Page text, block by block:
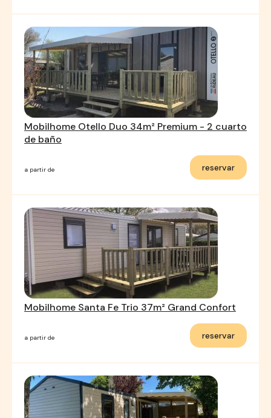
Mobilhome Otello Duo 34m² Premium - 2 cuarto
de baño
a partir de reservar
Mobilhome Santa Fe Trio 37m² Grand Confort
a partir de reservar